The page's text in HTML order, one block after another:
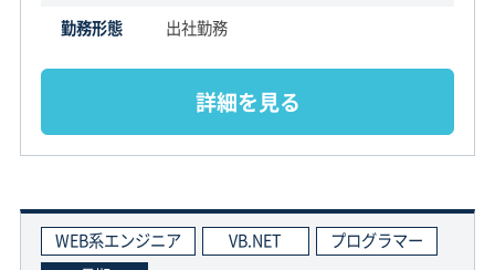
勤務形態
出社勤務
詳細を見る
WEB系エンジニア VB.NET
プログラマー